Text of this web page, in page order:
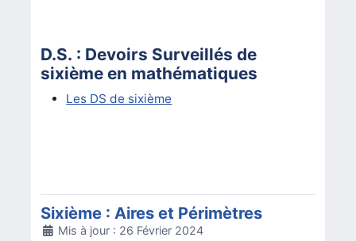
D.S. : Devoirs Surveillés de
sixième en mathématiques
Les DS de sixième
Sixième : Aires et Périmètres
DétailsMis à jour : 26 Février 2024